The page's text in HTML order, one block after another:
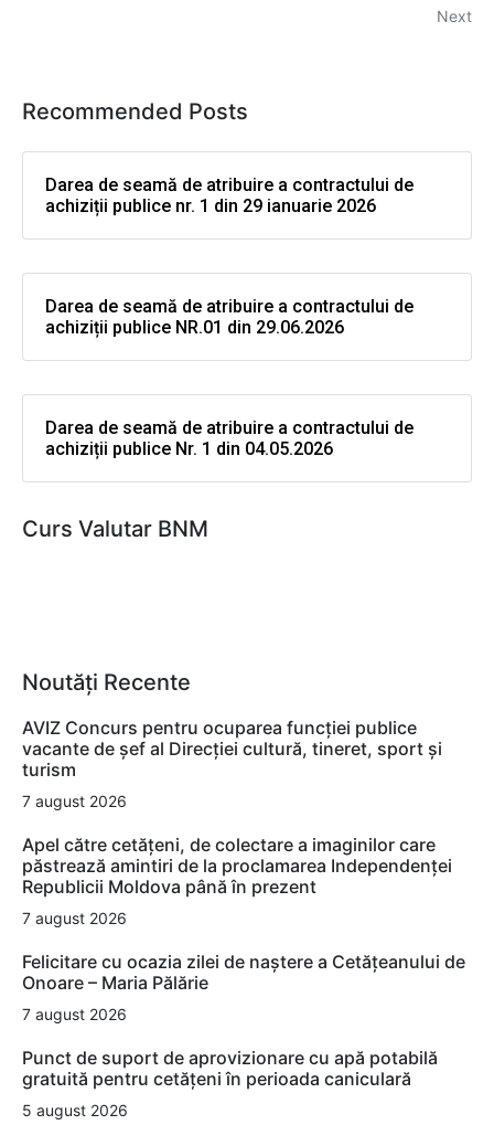
Next
Recommended Posts
Darea de seamă de atribuire a contractului de
achiziții publice nr. 1 din 29 ianuarie 2026
Darea de seamă de atribuire a contractului de
achiziții publice NR.01 din 29.06.2026
Darea de seamă de atribuire a contractului de
achiziții publice Nr. 1 din 04.05.2026
Curs Valutar BNM
Noutăți Recente
AVIZ Concurs pentru ocuparea funcţiei publice
vacante de şef al Direcţiei cultură, tineret, sport şi
turism
7 august 2026
Apel către cetățeni, de colectare a imaginilor care
păstrează amintiri de la proclamarea Independenței
Republicii Moldova până în prezent
7 august 2026
Felicitare cu ocazia zilei de naștere a Cetățeanului de
Onoare – Maria Pălărie
7 august 2026
Punct de suport de aprovizionare cu apă potabilă
gratuită pentru cetățeni în perioada caniculară
5 august 2026